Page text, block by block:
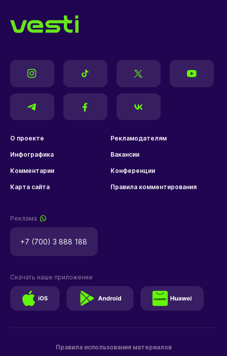
О проекте Рекламодателям
Инфографика Вакансии
Комментарии Конференции
Карта сайта Правила комментирования
Реклама
+7 (700) 3 888 188
Правила использования материалов
Скачать наше приложение